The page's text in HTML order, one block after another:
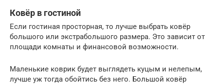
Ковёр в гостиной
Если гостиная просторная, то лучше выбрать ковёр
большого или экстрабольшого размера. Это зависит от
площади комнаты и финансовой возможности.
Маленькие коврик будет выглядеть куцым и нелепым,
лучше уж тогда обойтись без него. Большой ковёр